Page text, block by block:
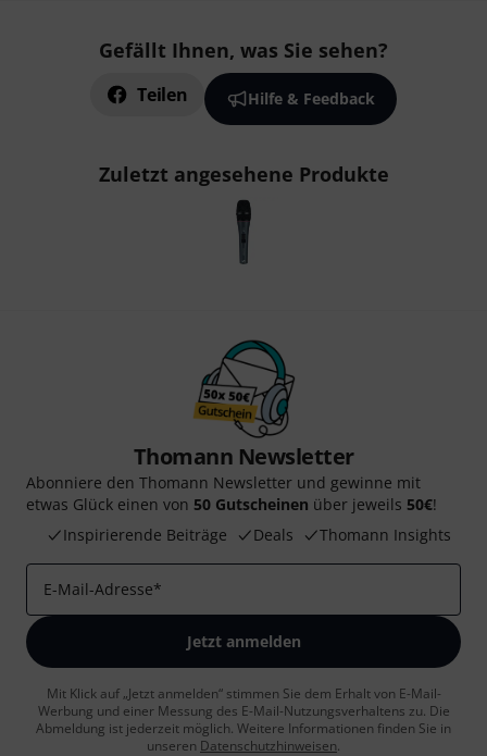
Gefällt Ihnen, was Sie sehen?
Teilen Hilfe & Feedback
Zuletzt angesehene Produkte
Thomann Newsletter
Abonniere den Thomann Newsletter und gewinne mit
etwas Glück einen von 50 Gutscheinen über jeweils 50€!
Inspirierende Beiträge
Deals Thomann Insights
E-Mail-Adresse*
Jetzt anmelden
Mit Klick auf „Jetzt anmelden“ stimmen Sie dem Erhalt von E-Mail-
Werbung und einer Messung des E-Mail-Nutzungsverhaltens zu. Die
Abmeldung ist jederzeit möglich. Weitere Informationen finden Sie in
unseren Datenschutzhinweisen.